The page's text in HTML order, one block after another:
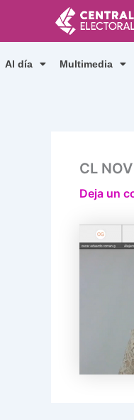
contenido
Al día Multimedia
CL
Deja un